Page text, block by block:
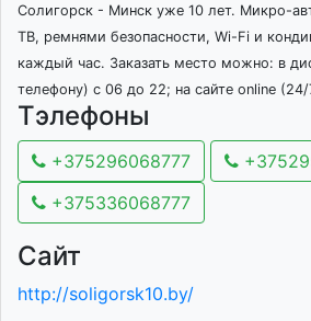
Солигорск - Минск уже 10 лет. Микро-
ТВ, ремнями безопасности, Wi-Fi и
каждый час. Заказать место можно: в
телефону) с 06 до 22; на сайте online (24/
Тэлефоны
+375296068777
+375336068777
Сайт
http://soligorsk10.by/